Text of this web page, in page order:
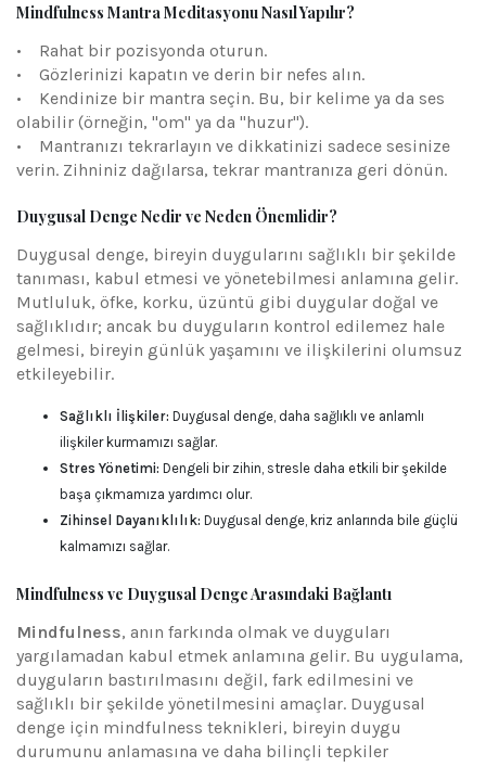
Mindfulness Mantra Meditasyonu Nasıl Yapılır?
• Rahat bir pozisyonda oturun.
• Gözlerinizi kapatın ve derin bir nefes alın.
• Kendinize bir mantra seçin. Bu, bir kelime ya da ses
olabilir (örneğin, "om" ya da "huzur").
• Mantranızı tekrarlayın ve dikkatinizi sadece sesinize
verin. Zihniniz dağılarsa, tekrar mantranıza geri dönün.
Duygusal Denge Nedir ve Neden Önemlidir?
Duygusal denge, bireyin duygularını sağlıklı bir şekilde
tanıması, kabul etmesi ve yönetebilmesi anlamına gelir.
Mutluluk, öfke, korku, üzüntü gibi duygular doğal ve
sağlıklıdır; ancak bu duyguların kontrol edilemez hale
gelmesi, bireyin günlük yaşamını ve ilişkilerini olumsuz
etkileyebilir.
Sağlıklı İlişkiler: Duygusal denge, daha sağlıklı ve anlamlı
ilişkiler kurmamızı sağlar.
Stres Yönetimi: Dengeli bir zihin, stresle daha etkili bir şekilde
başa çıkmamıza yardımcı olur.
Zihinsel Dayanıklılık: Duygusal denge, kriz anlarında bile güçlü
kalmamızı sağlar.
Mindfulness ve Duygusal Denge Arasındaki Bağlantı
Mindfulness, anın farkında olmak ve duyguları
yargılamadan kabul etmek anlamına gelir. Bu uygulama,
duyguların bastırılmasını değil, fark edilmesini ve
sağlıklı bir şekilde yönetilmesini amaçlar. Duygusal
denge için mindfulness teknikleri, bireyin duygu
durumunu anlamasına ve daha bilinçli tepkiler